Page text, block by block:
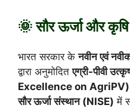
🌞 सौर ऊर्जा और
भारत सरकार केनवीन एवं
द्वारा अनुमोदितएग्री-पीवी
Excellence on AgriPV)
सौर ऊर्जा संस्थान (NISE) में